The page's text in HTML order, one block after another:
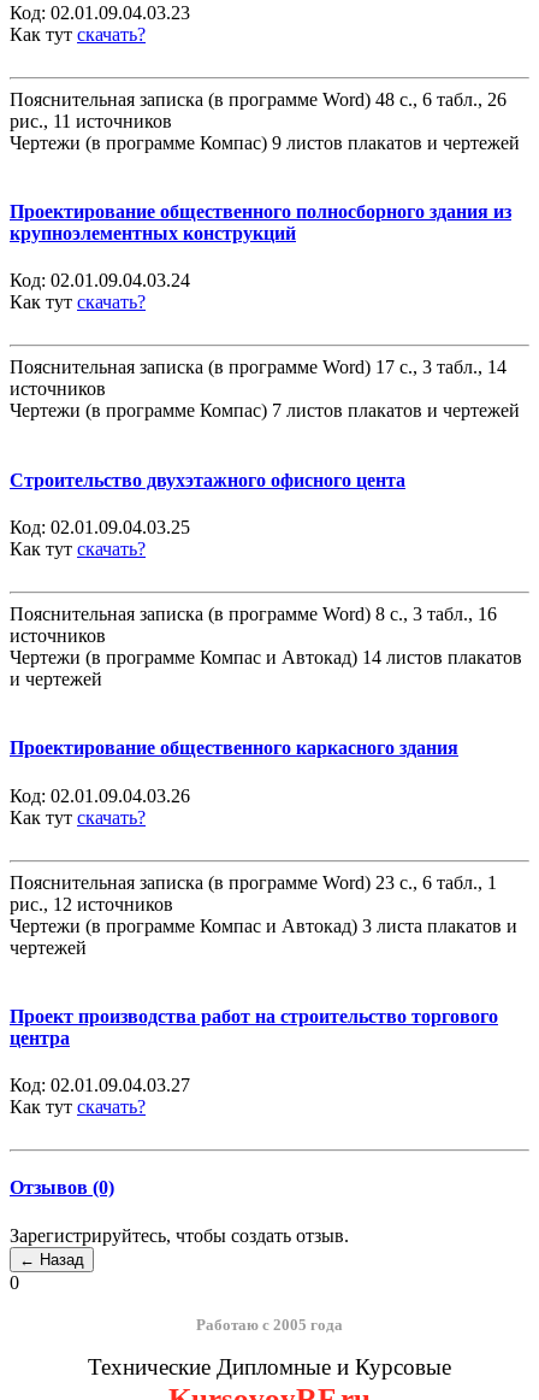
Код: 02.01.09.04.03.23
Как тут скачать?
Пояснительная записка (в программе Word) 48 с., 6 табл., 26
рис., 11 источников
Чертежи (в программе Компас) 9 листов плакатов и чертежей
Проектирование общественного полносборного здания из
крупноэлементных конструкций
Код: 02.01.09.04.03.24
Как тут скачать?
Пояснительная записка (в программе Word) 17 с., 3 табл., 14
источников
Чертежи (в программе Компас) 7 листов плакатов и чертежей
Строительство двухэтажного офисного цента
Код: 02.01.09.04.03.25
Как тут скачать?
Пояснительная записка (в программе Word) 8 с., 3 табл., 16
источников
Чертежи (в программе Компас и Автокад) 14 листов плакатов
и чертежей
Проектирование общественного каркасного здания
Код: 02.01.09.04.03.26
Как тут скачать?
Пояснительная записка (в программе Word) 23 с., 6 табл., 1
рис., 12 источников
Чертежи (в программе Компас и Автокад) 3 листа плакатов и
чертежей
Проект производства работ на строительство торгового
центра
Код: 02.01.09.04.03.27
Как тут скачать?
Отзывов (0)
Зарегистрируйтесь, чтобы создать отзыв.
0
Работаю с 2005 года
Технические Дипломные и Курсовые